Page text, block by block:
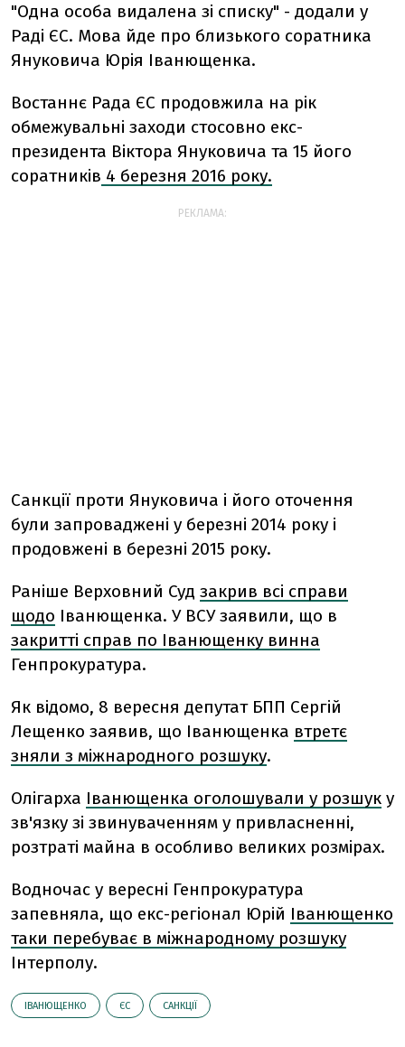
"Одна особа видалена зі списку" - додали у
Раді ЄС. Мова йде про близького соратника
Януковича Юрія Іванющенка.
Востаннє Рада ЄС продовжила на рік
обмежувальні заходи стосовно екс-
президента Віктора Януковича та 15 його
соратників 4 березня 2016 року.
РЕКЛАМА:
Санкції проти Януковича і його оточення
були запроваджені у березні 2014 року і
продовжені в березні 2015 року.
Раніше Верховний Суд закрив всі справи
щодо Іванющенка. У ВСУ заявили, що в
закритті справ по Іванющенку винна
Генпрокуратура.
Як відомо, 8 вересня депутат БПП Сергій
Лещенко заявив, що Іванющенка втретє
зняли з міжнародного розшуку.
Олігарха Іванющенка оголошували у розшук у
зв'язку зі звинуваченням у привласненні,
розтраті майна в особливо великих розмірах.
Водночас у вересні Генпрокуратура
запевняла, що екс-регіонал Юрій Іванющенко
таки перебуває в міжнародному розшуку
Інтерполу.
ІВАНЮЩЕНКО ЄС САНКЦІЇ